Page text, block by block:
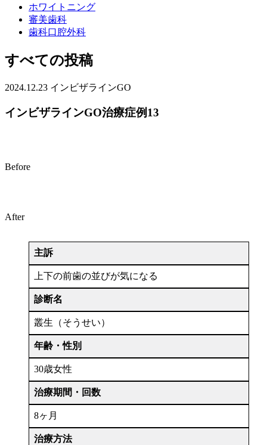
ホワイトニング
審美歯科
歯科口腔外科
すべての投稿
2024.12.23 インビザラインGO
インビザラインGO治療症例13
Before
After
主訴
上下の前歯の並びが気になる
診断名
叢生（そうせい）
年齢・性別
30歳女性
治療期間・回数
8ヶ月
治療方法